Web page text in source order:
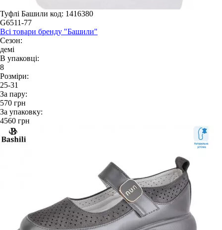
Туфлі Башили код: 1416380
G6511-77
Всі товари бренду "Башили"
Сезон:
демі
В упаковці:
8
Розміри:
25-31
За пару:
570 грн
За упаковку:
4560 грн